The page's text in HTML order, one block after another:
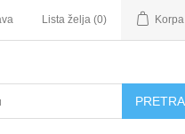
Lista želja (0) Korpa